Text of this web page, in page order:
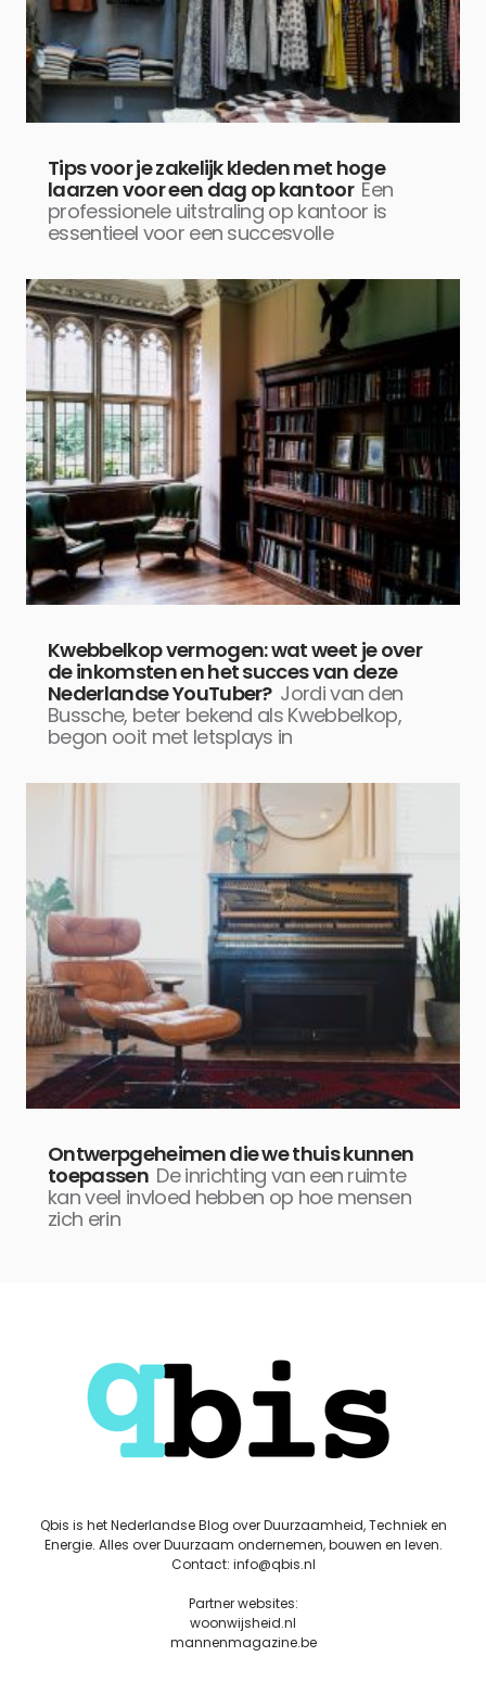
Tips voor je zakelijk kleden met hoge
laarzen voor een dag op kantoor Een
professionele uitstraling op kantoor is
essentieel voor een succesvolle
Kwebbelkop vermogen: wat weet je over
de inkomsten en het succes van deze
Nederlandse YouTuber? Jordi van den
Bussche, beter bekend als Kwebbelkop,
begon ooit met letsplays in
Ontwerpgeheimen die we thuis kunnen
toepassen De inrichting van een ruimte
kan veel invloed hebben op hoe mensen
zich erin
Qbis is het Nederlandse Blog over Duurzaamheid, Techniek en
Energie. Alles over Duurzaam ondernemen, bouwen en leven.
Contact: info@qbis.nl
Partner websites:
woonwijsheid.nl
mannenmagazine.be